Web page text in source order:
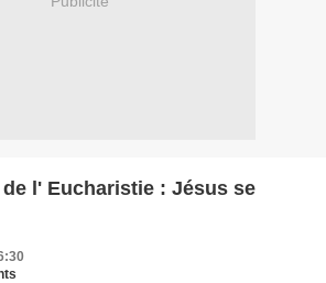
l' Eucharistie : Jésus se